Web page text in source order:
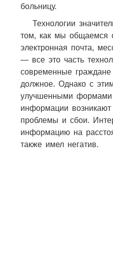
больницу.
Технологии
том, как мы общаемся
электронная почта,
— все это часть
современные
должное. Однако с
улучшенными формами
информации
проблемы и сбои.
информацию на
также имел негатив.